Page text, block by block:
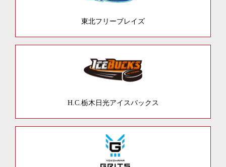
東北フリーブレイズ
H.C.栃木日光アイスバックス